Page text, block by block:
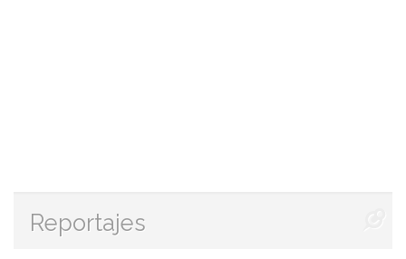
Reportajes